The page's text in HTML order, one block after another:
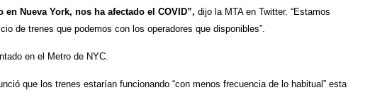
Nueva York, nos ha afectado el COVID”, dijo la MTA en Twitter. “Estamos
de trenes que podemos con los operadores que disponibles”.
que los trenes estarían funcionando “con menos frecuencia de lo habitual” esta